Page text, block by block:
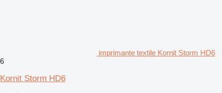
imprimante textile Kornit Storm HD6
6
Kornit Storm HD6